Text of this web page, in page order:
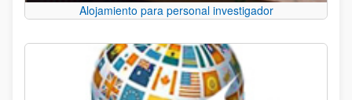
Alojamiento para personal investigador